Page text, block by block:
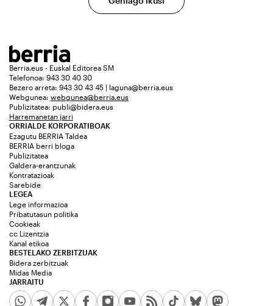
Berria.eus - Euskal Editorea SM
Telefonoa: 943 30 40 30
Bezero arreta: 943 30 43 45 | laguna@berria.eus
Webgunea: webgunea@berria.eus
Publizitatea: publi@bidera.eus
Harremanetan jarri
ORRIALDE KORPORATIBOAK
Ezagutu BERRIA Taldea
BERRIA berri bloga
Publizitatea
Galdera-erantzunak
Kontratazioak
Sarebide
JARRAITU
LEGEA
Lege informazioa
Pribatutasun politika
Cookieak
cc Lizentzia
Kanal etikoa
BESTELAKO ZERBITZUAK
Bidera zerbitzuak
Midas Media